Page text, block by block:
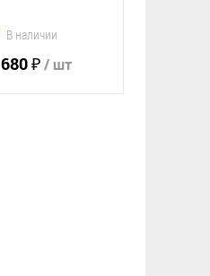
В наличии
680 ₽/ шт